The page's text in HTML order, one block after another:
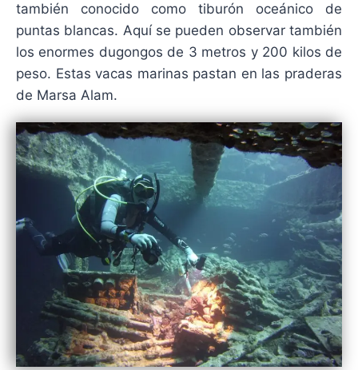
también conocido como tiburón oceánico de
puntas blancas. Aquí se pueden observar también
los enormes dugongos de 3 metros y 200 kilos de
peso. Estas vacas marinas pastan en las praderas
de Marsa Alam.